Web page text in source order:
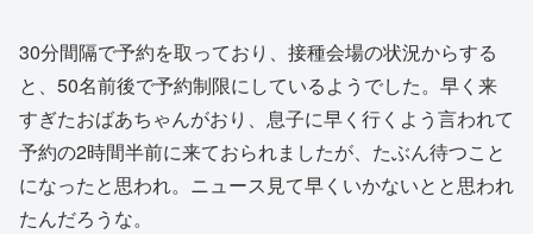
30分間隔で予約を取っており、接種会場の状況からする
と、50名前後で予約制限にしているようでした。早く来
すぎたおばあちゃんがおり、息子に早く行くよう言われて
予約の2時間半前に来ておられましたが、たぶん待つこと
になったと思われ。ニュース見て早くいかないとと思われ
たんだろうな。